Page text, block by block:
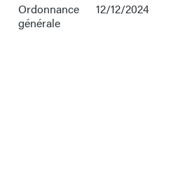
Ordonnance
générale
12/12/2024